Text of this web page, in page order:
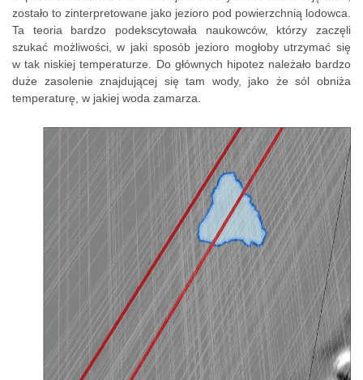
zostało to zinterpretowane jako jezioro pod powierzchnią lodowca.
Ta teoria bardzo podekscytowała naukowców, którzy zaczęli
szukać możliwości, w jaki sposób jezioro mogłoby utrzymać się
w tak niskiej temperaturze. Do głównych hipotez należało bardzo
duże zasolenie znajdującej się tam wody, jako że sól obniża
temperaturę, w jakiej woda zamarza.